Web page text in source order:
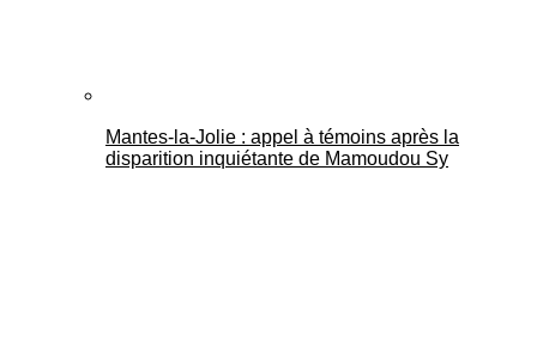
Mantes-la-Jolie : appel à témoins après la
disparition inquiétante de Mamoudou Sy